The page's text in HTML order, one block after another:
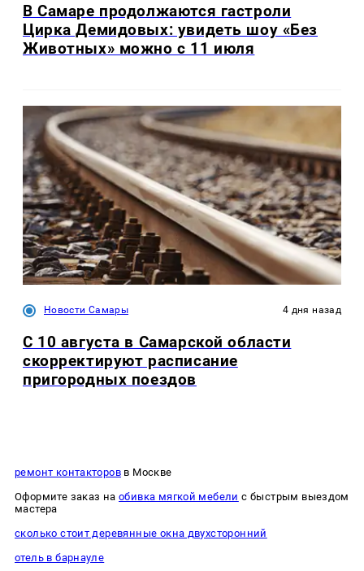
В Самаре продолжаются гастроли
Цирка Демидовых: увидеть шоу «Без
Животных» можно с 11 июля
Новости Самары 4 дня назад
С 10 августа в Самарской области
скорректируют расписание
пригородных поездов
ремонт контакторов в Москве
Оформите заказ наобивка мягкой мебели с быстрым выездом
мастера
сколько стоит деревянные окна двухсторонний
отель в барнауле